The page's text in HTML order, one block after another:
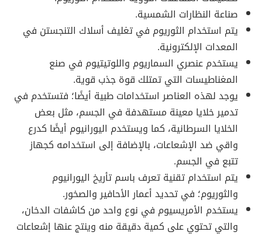
صناعة النظارات الشمسية.
يتم استخدام الثوريوم في تغليف أسلاك التنجستن في
المعدات الإلكترونية.
يستخدم عنصري السماريوم واللوتيتيوم في صنع
المغناطيسات التي تمتلك قوة جذب قوية.
يوجد لهذه العناصر استخدامات طبية أيضًا؛ فتستخدم في
تدمير خلايا معينة مستهدفة في الجسم، مثل بعض
الخلايا السرطانية، كما ويستخدم اليورانيوم أيضًا كدرع
واقي ضد الإشعاعات، بالإضافة إلى استخدامه كجهاز
تتبع في الجسم.
يتم استخدام تقنية تعرف باسم تأريخ اليورانيوم
والثوريوم؛ في تحديد أعمار الأحافير والصخور.
يستخدم الأمريسيوم في نوع واحد من كاشفات الدخان،
والتي تحتوي على كمية دقيقة منه وينتج عنها إشعاعات